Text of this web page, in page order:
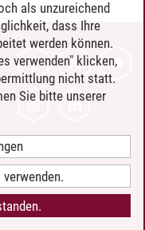
als unzureichend
dass Ihre
werden können.
verwenden" klicken,
nicht statt.
Sie bitte unserer